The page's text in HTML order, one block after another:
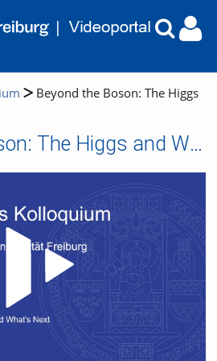
Beyond the Boson: The Higgs
Beyond the Boson: The Higgs and What´s Next